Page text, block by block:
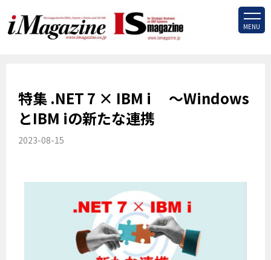
MENU
特集 .NET 7 × IBM i ～Windows
とIBM iの新たな連携
2023-08-15